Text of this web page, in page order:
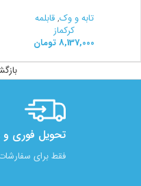
تابه و وک,قابلمه
کرکماز
8,137,000 تومان
تحویل فوری و
فقط برای